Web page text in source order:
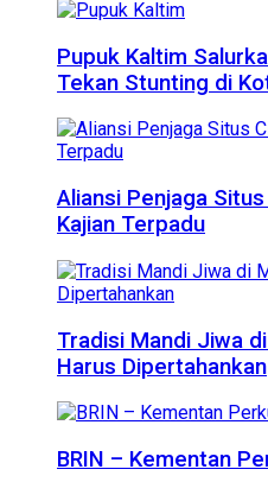
Pupuk Kaltim
Tekan Stunting di
Aliansi Penjaga
Kajian Terpadu
Tradisi Mandi Jiwa
Harus Dipertahankan
BRIN – Kementan